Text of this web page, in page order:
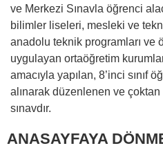
ve Merkezi Sınavla öğrenci
bilimler liseleri, mesleki ve
anadolu teknik programları ve
uygulayan ortaöğretim
amacıyla yapılan, 8’inci sınıf
alınarak düzenlenen ve
sınavdır.
ANASAYFAYA